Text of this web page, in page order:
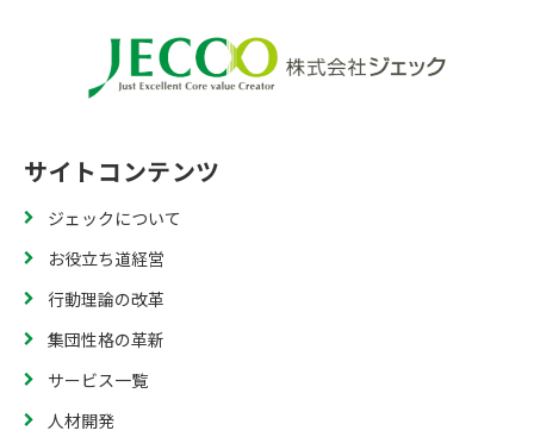
サイトコンテンツ
ジェックについて
お役立ち道経営
行動理論の改革
集団性格の革新
サービス一覧
人材開発